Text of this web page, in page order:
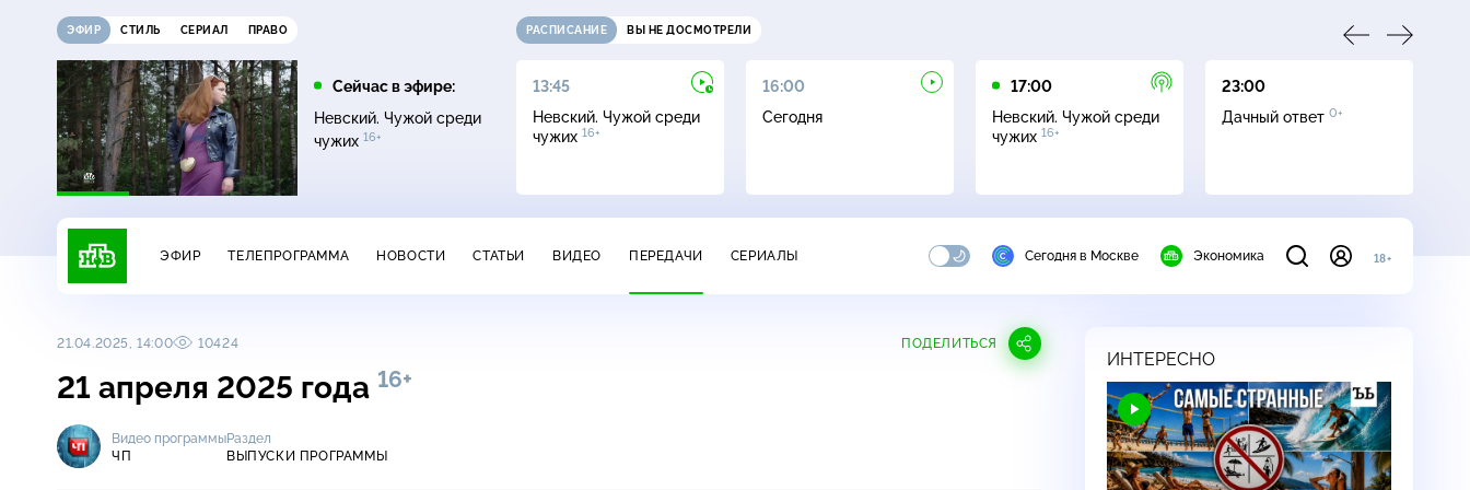
ЭФИР СТИЛЬ СЕРИАЛ ПРАВО
Сейчас в эфире:
Невский. Чужой среди
чужих 16+
РАСПИСАНИЕ ВЫ НЕ ДОСМОТРЕЛИ
12:00
Жди меня16+
13:00
Сегодня
13:45
Невский. Чужой среди
чужих 16+
16:00
Сегодня
17:00
Невский. Чужой среди
чужих 16+
23:00
Дачный ответ 0+
ЭФИР ТЕЛЕПРОГРАММА НОВОСТИ СТАТЬИ ВИДЕО ПЕРЕДАЧИ СЕРИАЛЫ Сегодня в Москве Экономика 18+
21.04.2025, 14:00 10424 ПОДЕЛИТЬСЯ
21 апреля 2025 года 16+
Видео программы
ЧП
Раздел
ВЫПУСКИ ПРОГРАММЫ
ИНТЕРЕСНО